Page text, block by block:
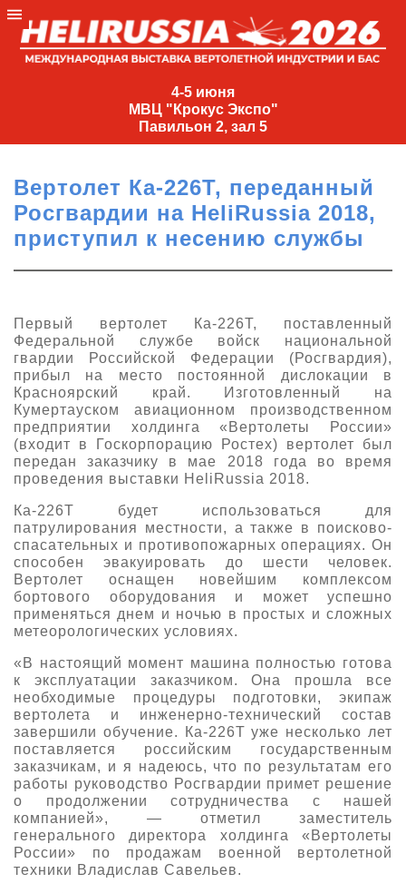
4-5 июня
МВЦ "Крокус Экспо"
Павильон 2, зал 5
4-
МВЦ
Экспо"
Павильон
2,
зал
+7
(495)
477-
33-81
О выставке
Партнеры выставки
Даты будущих выставок
Документы
Контакты
Для участников
Заявка на участие
Заочное участие
Прилет на выставку
Для посетителей
Место проведения HeliRussia
Схема проезда
Правила доступа и пребывания Крокус Экспо
Для СМИ
Аккредитация прессы
Условия инфопартнёрства
Положение об аккредитации
Публикации о выставке
Пресс-релизы
Архив
Вертолет Ка-226Т, переданный
Росгвардии на HeliRussia 2018,
приступил к несению службы
Первый вертолет Ка-226Т, поставленный
Федеральной службе войск национальной
гвардии Российской Федерации (Росгвардия),
прибыл на место постоянной дислокации в
Красноярский край. Изготовленный на
Кумертауском авиационном производственном
предприятии холдинга «Вертолеты России»
(входит в Госкорпорацию Ростех) вертолет был
передан заказчику в мае 2018 года во время
проведения выставки HeliRussia 2018.
Ка-226Т будет использоваться для
патрулирования местности, а также в поисково-
спасательных и противопожарных операциях. Он
способен эвакуировать до шести человек.
Вертолет оснащен новейшим комплексом
бортового оборудования и может успешно
применяться днем и ночью в простых и сложных
метеорологических условиях.
«В настоящий момент машина полностью готова
к эксплуатации заказчиком. Она прошла все
необходимые процедуры подготовки, экипаж
вертолета и инженерно-технический состав
завершили обучение. Ка-226Т уже несколько лет
поставляется российским государственным
заказчикам, и я надеюсь, что по результатам его
работы руководство Росгвардии примет решение
о продолжении сотрудничества с нашей
компанией», — отметил заместитель
генерального директора холдинга «Вертолеты
России» по продажам военной вертолетной
техники Владислав Савельев.